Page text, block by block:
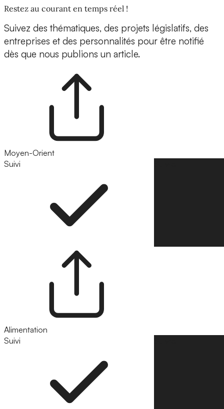
Restez au courant en temps réel !
Suivez des thématiques, des projets législatifs, des
entreprises et des personnalités pour être notifié
dès que nous publions un article.
Moyen-Orient
Suivi
Alimentation
Suivi